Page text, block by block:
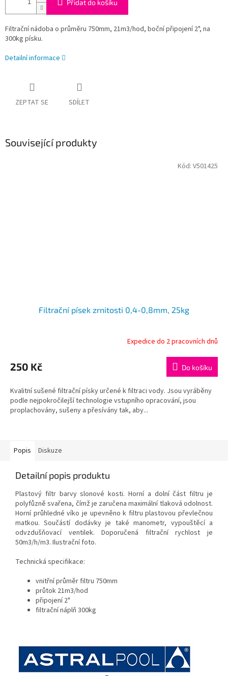
Přidat do košíku
Filtrační nádoba o průměru 750mm, 21m3/hod, boční připojení 2", na
300kg písku.
Detailní informace
ZEPTAT SE SDÍLET
Související produkty
Filtrační písek zrnitosti 0,4-0,8mm, 25kg
Expedice do 2 pracovních dnů
250 Kč Do košíku
Kvalitní sušené filtrační písky určené k filtraci vody. Jsou vyráběny
podle nejpokročilejší technologie vstupního opracování, jsou
proplachovány, sušeny a přesívány tak, aby...
Kód: V501425
Popis Diskuze
Detailní popis produktu
Plastový filtr barvy slonové kosti. Horní a dolní část filtru je
polyfůzně svařena, čímž je zaručena maximální tlaková odolnost.
Horní průhledné víko je upevněno k filtru plastovou převlečnou
matkou. Součástí dodávky je také manometr, vypouštěcí a
odvzdušňovací ventilek. Doporučená filtrační rychlost je
50m3/h/m3. Ilustrační foto.
Technická specifikace:
vnitřní průměr filtru 750mm
průtok 21m3/hod
připojení 2"
filtrační náplň 300kg